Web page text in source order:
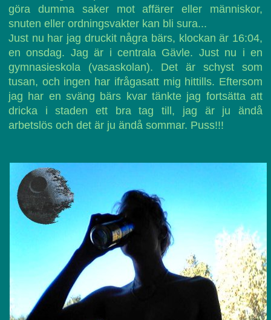
göra dumma saker mot affärer eller människor,
snuten eller ordningsvakter kan bli sura...
Just nu har jag druckit några bärs, klockan är 16:04,
en onsdag. Jag är i centrala Gävle. Just nu i en
gymnasieskola (vasaskolan). Det är schyst som
tusan, och ingen har ifrågasatt mig hittills. Eftersom
jag har en sväng bärs kvar tänkte jag fortsätta att
dricka i staden ett bra tag till, jag är ju ändå
arbetslös och det är ju ändå sommar. Puss!!!